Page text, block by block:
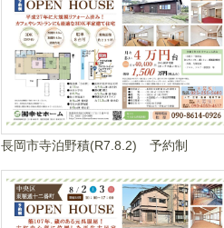
長岡市寺泊野積(R7.8.2) 予約制